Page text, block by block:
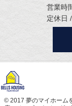
営業時
定休日
© 2017 夢のマイホーム